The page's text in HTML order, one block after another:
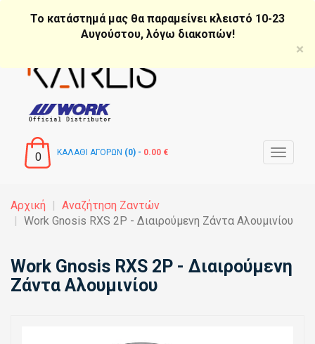
περιεχόμενο
Το κατάστημά μας θα παραμείνει κλειστό 10-23
Αυγούστου, λόγω διακοπών!
×
0 ΚΑΛΑΘΙ ΑΓΟΡΩΝ (0) - 0.00 €
Toggle
Αρχική
Αναζήτηση Ζαντών
Work Gnosis RXS 2P - Διαιρούμενη Ζάντα Αλουμινίου
Work Gnosis RXS 2P - Διαιρούμενη
Ζάντα Αλουμινίου